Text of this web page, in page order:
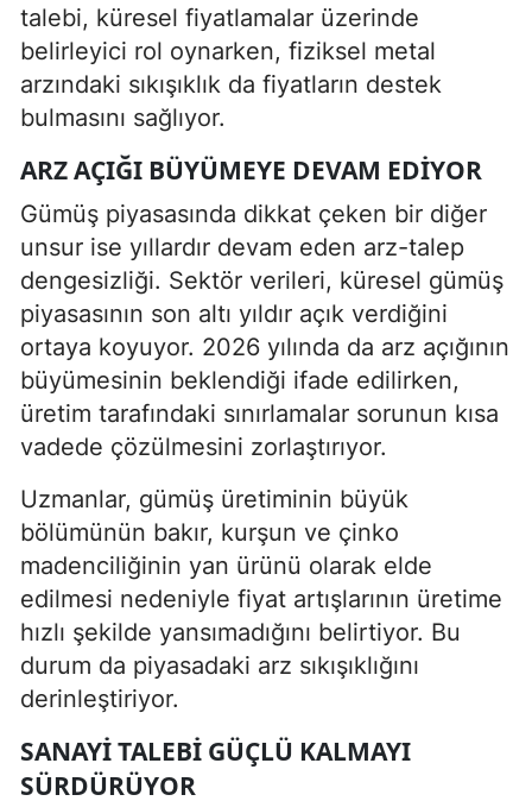
talebi, küresel fiyatlamalar üzerinde
belirleyici rol oynarken, fiziksel metal
arzındaki sıkışıklık da fiyatların destek
bulmasını sağlıyor.
ARZ AÇIĞI BÜYÜMEYE DEVAM EDIYOR
Gümüş piyasasında dikkat çeken bir diğer
unsur ise yıllardır devam eden arz-talep
dengesizliği. Sektör verileri, küresel gümüş
piyasasının son altı yıldır açık verdiğini
ortaya koyuyor. 2026 yılında da arz açığının
büyümesinin beklendiği ifade edilirken,
üretim tarafındaki sınırlamalar sorunun kısa
vadede çözülmesini zorlaştırıyor.
Uzmanlar, gümüş üretiminin büyük
bölümünün bakır, kurşun ve çinko
madenciliğinin yan ürünü olarak elde
edilmesi nedeniyle fiyat artışlarının üretime
hızlı şekilde yansımadığını belirtiyor. Bu
durum da piyasadaki arz sıkışıklığını
derinleştiriyor.
SANAYI TALEBI GÜÇLÜ KALMAYI
SÜRDÜRÜYOR